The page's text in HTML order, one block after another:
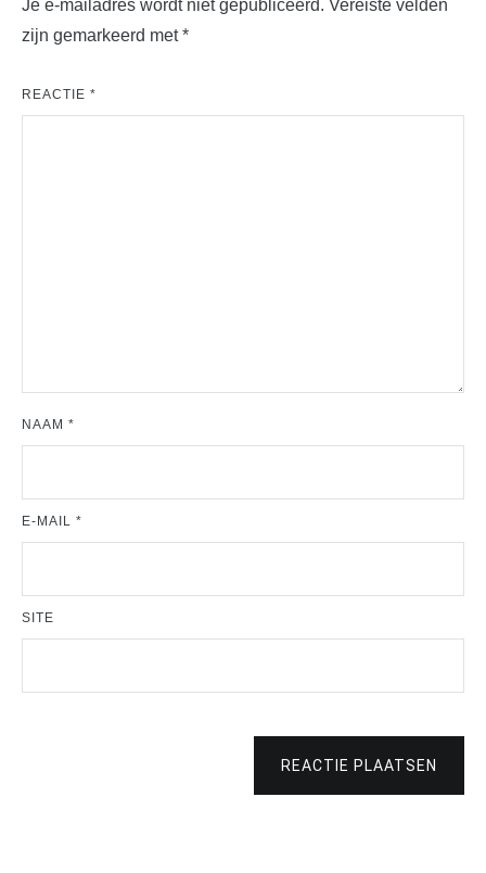
Je e-mailadres wordt niet gepubliceerd. Vereiste velden
zijn gemarkeerd met*
REACTIE *
NAAM *
E-MAIL *
SITE
REACTIE PLAATSEN